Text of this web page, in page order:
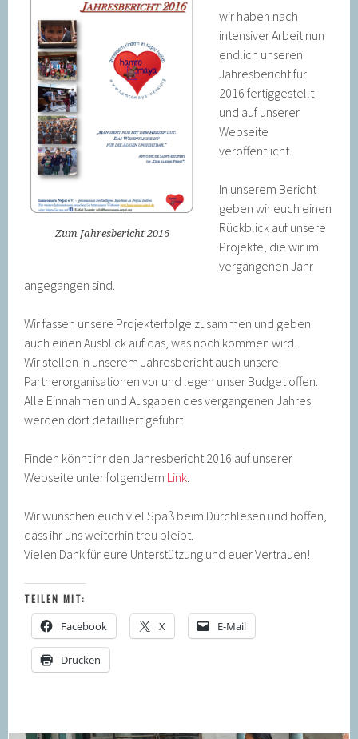
Zum Jahresbericht 2016
wir haben nach
intensiver Arbeit nun
endlich unseren
Jahresbericht für
2016 fertiggestellt
und auf unserer
Webseite
veröffentlicht.
In unserem Bericht
geben wir euch einen
Rückblick auf unsere
Projekte, die wir im
vergangenen Jahr
angegangen sind.
Wir fassen unsere Projekterfolge zusammen und geben
auch einen Ausblick auf das, was noch kommen wird.
Wir stellen in unserem Jahresbericht auch unsere
Partnerorganisationen vor und legen unser Budget offen.
Alle Einnahmen und Ausgaben des vergangenen Jahres
werden dort detailliert geführt.
Finden könnt ihr den Jahresbericht 2016 auf unserer
Webseite unter folgendem Link
Wir wünschen euch viel Spaß beim Durchlesen und hoffen,
dass ihr uns weiterhin treu bleibt.
Vielen Dank für eure Unterstützung und euer Vertrauen!
TEILEN MIT:
Facebook X E-Mail
Drucken